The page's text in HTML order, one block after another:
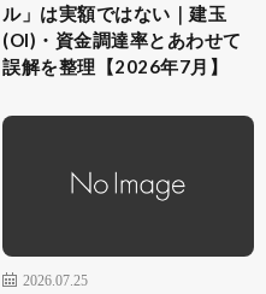
ル」は実額ではない｜建玉
(OI)・資金調達率とあわせて
誤解を整理【2026年7月】
2026.07.25